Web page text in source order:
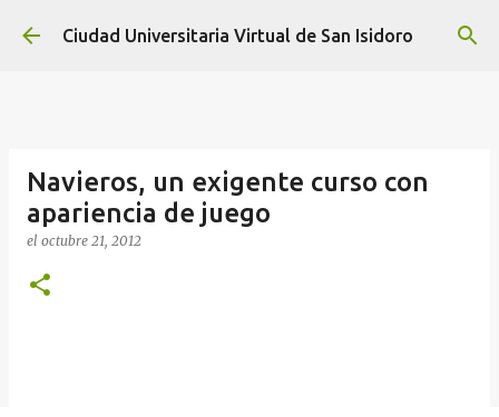
Ir al contenido principal
Ciudad Universitaria Virtual de San Isidoro
Navieros, un exigente curso con
apariencia de juego
el octubre 21, 2012